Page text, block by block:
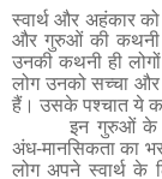
स्वार्थ और अहंकार
और गुरुओं की कथनी
उनकी कथनी ही
लोग उनको सच्चा
हैं। उसके पश्चात ये
इन गुरुओं
अंध-मानसिकता का
लोग अपने स्वार्थ